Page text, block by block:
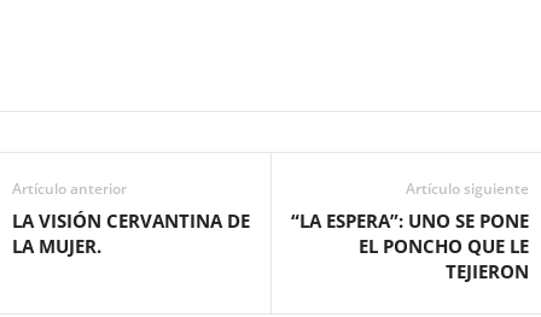
Artículo anterior
LA VISIÓN CERVANTINA DE
LA MUJER.
Artículo siguiente
“LA ESPERA”: UNO SE PONE
EL PONCHO QUE LE
TEJIERON